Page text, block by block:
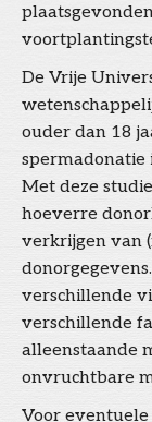
De Vrije
ouder dan 18
spermadonatie
Met deze
hoeverre
verkrijgen van
verschillende
verschillende
alleenstaande
onvruchtbare
Voor